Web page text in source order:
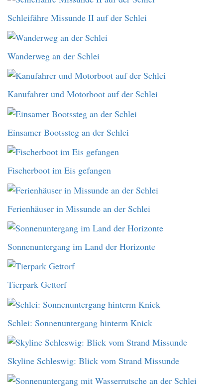
Schleifähre Missunde II auf der Schlei
Wanderweg an der Schlei
Kanufahrer und Motorboot auf der Schlei
Einsamer Bootssteg an der Schlei
Fischerboot im Eis gefangen
Ferienhäuser in Missunde an der Schlei
Sonnenuntergang im Land der Horizonte
Tierpark Gettorf
Schlei: Sonnenuntergang hinterm Knick
Skyline Schleswig: Blick vom Strand Missunde